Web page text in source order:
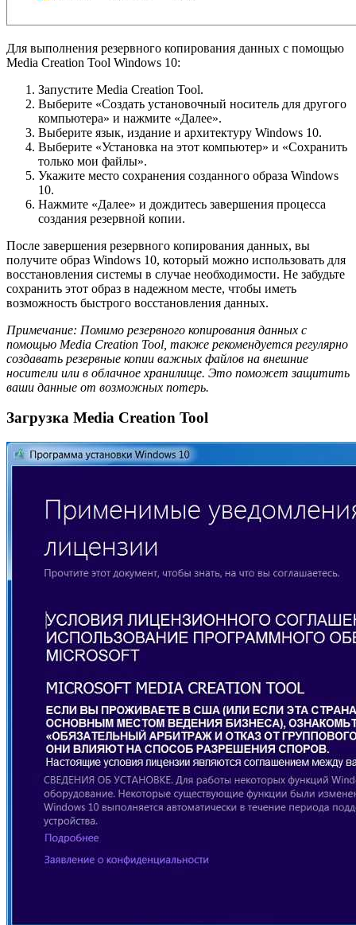
Для выполнения резервного копирования данных с помощью
Media Creation Tool Windows 10:
Запустите Media Creation Tool.
Выберите «Создать установочный носитель для другого
компьютера» и нажмите «Далее».
Выберите язык, издание и архитектуру Windows 10.
Выберите «Установка на этот компьютер» и «Сохранить
только мои файлы».
Укажите место сохранения созданного образа Windows
10.
Нажмите «Далее» и дождитесь завершения процесса
создания резервной копии.
После завершения резервного копирования данных, вы
получите образ Windows 10, который можно использовать для
восстановления системы в случае необходимости. Не забудьте
сохранить этот образ в надежном месте, чтобы иметь
возможность быстрого восстановления данных.
Примечание: Помимо резервного копирования данных с
помощью Media Creation Tool, также рекомендуется регулярно
создавать резервные копии важных файлов на внешние
носители или в облачное хранилище. Это поможет защитить
ваши данные от возможных потерь.
Загрузка Media Creation Tool